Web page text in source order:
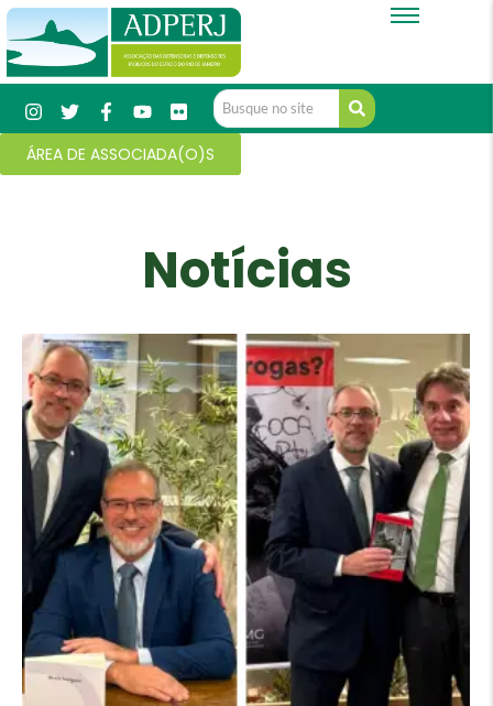
ÁREA DE ASSOCIADA(O)S
Notícias